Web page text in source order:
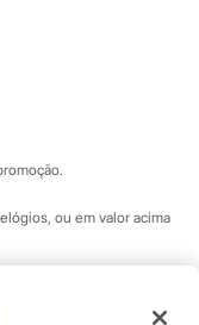
ou em valor acima